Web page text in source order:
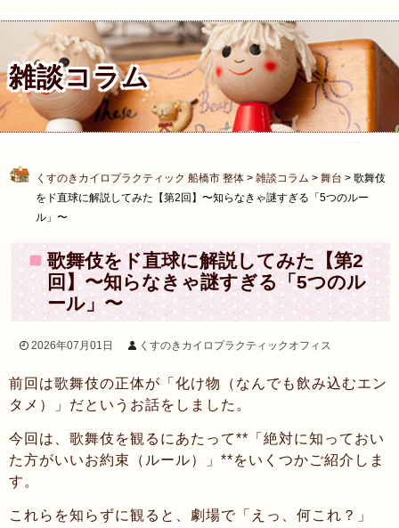
雑談コラム
くすのきカイロプラクティック 船橋市 整体 > 雑談コラム > 舞台 > 歌舞伎
をド直球に解説してみた【第2回】〜知らなきゃ謎すぎる「5つのルー
ル」〜
歌舞伎をド直球に解説してみた【第2
回】〜知らなきゃ謎すぎる「5つのル
ール」〜
2026年07月01日 くすのきカイロプラクティックオフィス
前回は歌舞伎の正体が「化け物（なんでも飲み込むエン
タメ）」だというお話をしました。
今回は、歌舞伎を観るにあたって**「絶対に知っておい
た方がいいお約束（ルール）」**をいくつかご紹介しま
す。
これらを知らずに観ると、劇場で「えっ、何これ？」